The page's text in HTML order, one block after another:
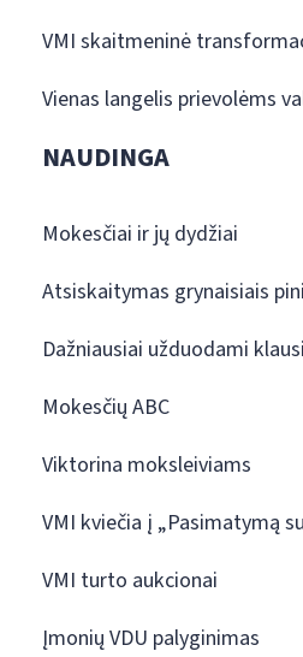
VMI skaitmeninė
Vienas langelis prievolėms
NAUDINGA
Mokesčiai ir jų dydžiai
Atsiskaitymas grynaisiais
Dažniausiai užduodami
Mokesčių ABC
Viktorina moksleiviams
VMI kviečia į „Pasimatymą
VMI turto aukcionai
Įmonių VDU palyginimas